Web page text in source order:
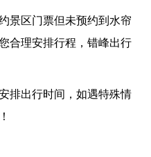
景区门票但未预约到水帘
合理安排行程，错峰出行
排出行时间，如遇特殊情